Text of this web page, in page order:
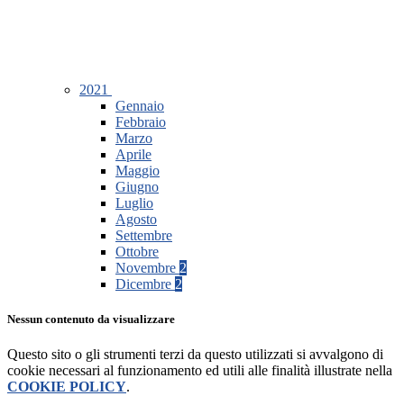
2021
Gennaio
Febbraio
Marzo
Aprile
Maggio
Giugno
Luglio
Agosto
Settembre
Ottobre
Novembre 2
Dicembre 2
Nessun contenuto da visualizzare
Questo sito o gli strumenti terzi da questo utilizzati si avvalgono di
cookie necessari al funzionamento ed utili alle finalità illustrate nella
COOKIE POLICY.